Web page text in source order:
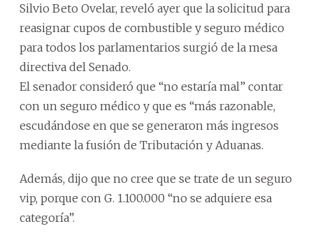
Silvio Beto Ovelar, reveló ayer que la solicitud para
reasignar cupos de combustible y seguro médico
para todos los parlamentarios surgió de la mesa
directiva del Senado.
El senador consideró que “no estaría mal” contar
con un seguro médico y que es “más razonable,
escudándose en que se generaron más ingresos
mediante la fusión de Tributación y Aduanas.
Además, dijo que no cree que se trate de un seguro
vip, porque con G. 1.100.000 “no se adquiere esa
categoría”.